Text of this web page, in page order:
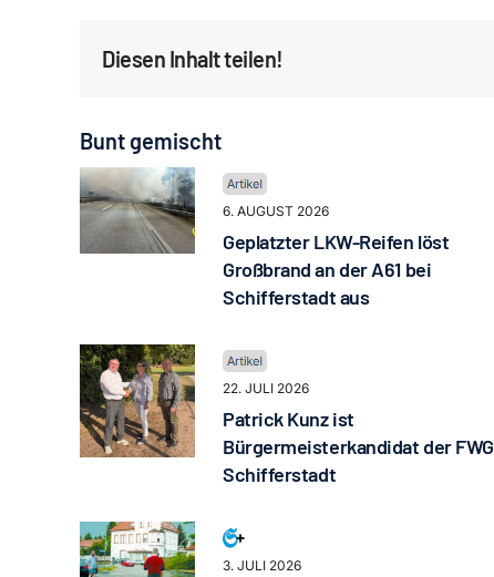
Diesen Inhalt teilen!
Bunt gemischt
6. AUGUST 2026
Geplatzter LKW-Reifen löst
Großbrand an der A61 bei
Schifferstadt aus
22. JULI 2026
Patrick Kunz ist
Bürgermeisterkandidat der FWG
Schifferstadt
3. JULI 2026